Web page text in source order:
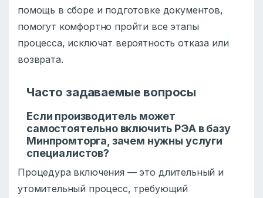
помощь в сборе и подготовке документов,
помогут комфортно пройти все этапы
процесса, исключат вероятность отказа или
возврата.
Часто задаваемые вопросы
Если производитель может
самостоятельно включить РЭА в базу
Минпромторга, зачем нужны услуги
специалистов?
Процедура включения — это длительный и
утомительный процесс, требующий